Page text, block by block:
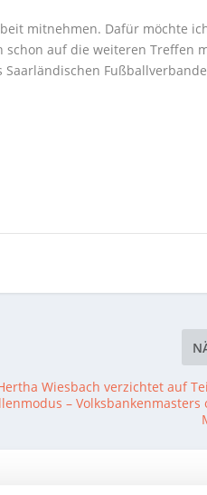
mitnehmen. Dafür möchte
schon auf die weiteren Treffen
Wiesbach verzichtet auf
– Volksbankenmasters